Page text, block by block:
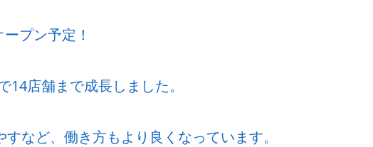
プン予定！
店舗まで成長しました。
など、働き方もより良くなっています。